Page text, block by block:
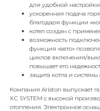
для удобной
ускоренная подача
благодаря функции
котел создан с
возможность
функция «авто»
циклов включения/
повышает его
защита котла и
Компания Ariston выпускает
XС SYSTEM с высокой
отопления. Электронное
Г.Москва
71/22к2
Пн-вс с 9:00 до 18:00
Телефон
8 495 233-79-79
8 985 233-79-79